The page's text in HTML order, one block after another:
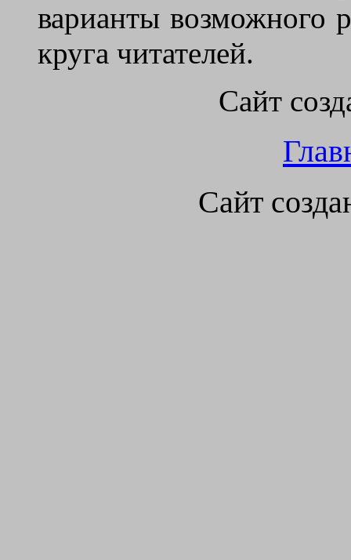
варианты возможного
круга читателей.
Сайт
Сайт